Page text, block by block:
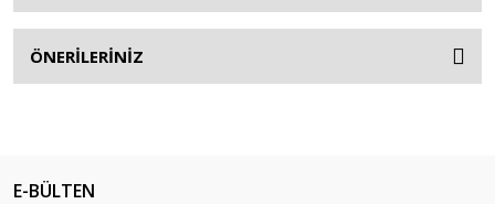
ÖNERİLERİNİZ
E-BÜLTEN